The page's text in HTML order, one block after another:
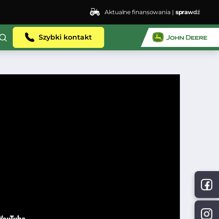
Aktualne finansowania |sprawdź
Szybki kontakt